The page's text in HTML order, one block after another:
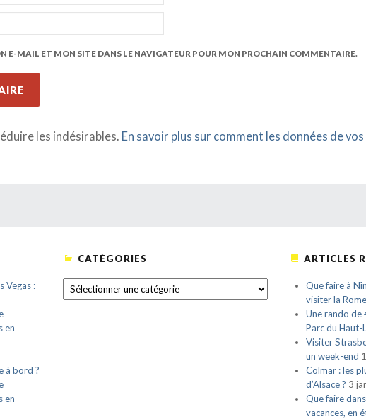
E-MAIL ET MON SITE DANS LE NAVIGATEUR POUR MON PROCHAIN COMMENTAIRE.
les indésirables. En savoir plus sur comment les données de
Vegas :
en
à bord ?
en
CATÉGORIES
CATÉGORIES
ARTICLES
Que faire à
visiter la
Une rando de
Parc du Haut-
Visiter
un week-end
Colmar : les
d’Alsace ? 3
Que faire
vacances, en